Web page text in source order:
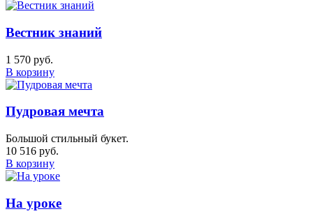
Вестник знаний
1 570 руб.
В корзину
Пудровая мечта
Большой стильный букет.
10 516 руб.
В корзину
На уроке